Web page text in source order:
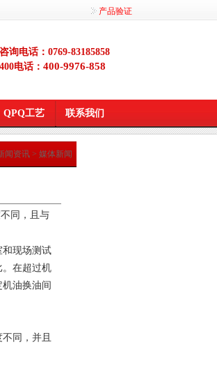
产品验证
咨询电话：0769-83185858
400电话： 400-9976-858
QPQ工艺 联系我们
闻资讯 > 媒体新闻
同，且与
现场测试
在超过机
油换油间
同，并且